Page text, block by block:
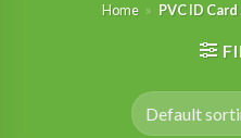
Home » PVC ID